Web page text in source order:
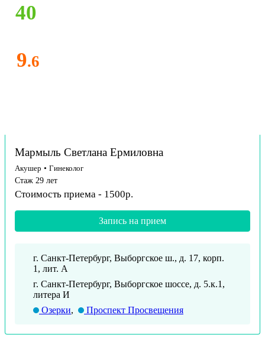
40
9.6
Мармыль Светлана Ермиловна
Акушер • Гинеколог
Стаж 29 лет
Стоимость приема - 1500р.
Запись на прием
г. Санкт-Петербург, Выборгское ш., д. 17, корп.
1, лит. А
г. Санкт-Петербург, Выборгское шоссе, д. 5.к.1,
литера И
Озерки, Проспект Просвещения